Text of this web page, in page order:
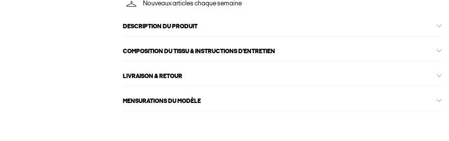
Nouveaux articles chaque semaine
DESCRIPTION DU PRODUIT
COMPOSITION DU TISSU & INSTRUCTIONS D'ENTRETIEN
LIVRAISON & RETOUR
MENSURATIONS DU MODÈLE